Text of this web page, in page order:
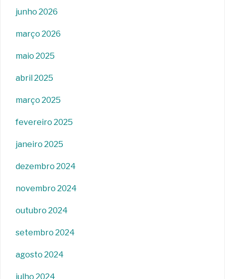
junho 2026
março 2026
maio 2025
abril 2025
março 2025
fevereiro 2025
janeiro 2025
dezembro 2024
novembro 2024
outubro 2024
setembro 2024
agosto 2024
julho 2024